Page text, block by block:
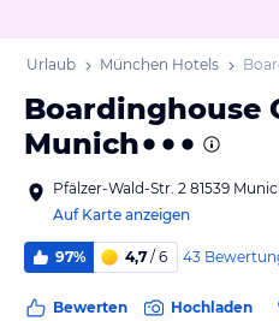
Urlaub München Hotels
Boardinghouse
Munich
Pfälzer-Wald-Str. 2 81539
Auf Karte anzeigen
97% 4,7 / 6 43
Bewerten Hochladen